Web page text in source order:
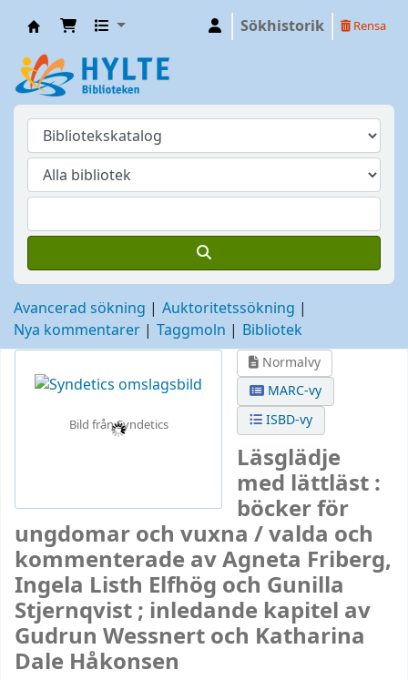
Sökhistorik Rensa
Avancerad sökning
Auktoritetssökning
Nya kommentarer
Taggmoln Bibliotek
Bild från Syndetics
Normalvy
MARC-vy
ISBD-vy
Läsglädje
med lättläst :
böcker för
ungdomar och vuxna /valda och
kommenterade av Agneta Friberg,
Ingela Listh Elfhög och Gunilla
Stjernqvist ; inledande kapitel av
Gudrun Wessnert och Katharina
Dale Håkonsen